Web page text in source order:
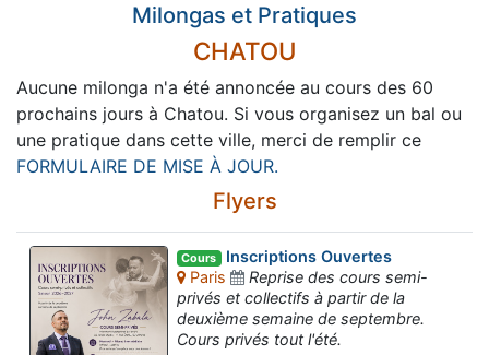
Milongas et Pratiques
CHATOU
Aucune milonga n'a été annoncée au cours des 60
prochains jours à Chatou. Si vous organisez un bal ou
une pratique dans cette ville, merci de remplir ce
FORMULAIRE DE MISE À JOUR.
Flyers
Cours Inscriptions Ouvertes
Paris
Reprise des cours semi-
privés et collectifs à partir de la
deuxième semaine de septembre.
Cours privés tout l'été.